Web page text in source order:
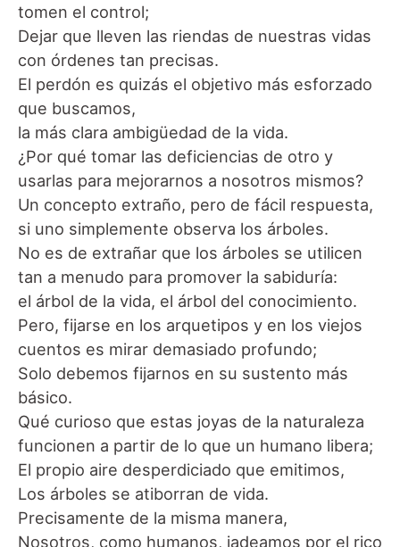
tomen el control;
Dejar que lleven las riendas de nuestras vidas
con órdenes tan precisas.
El perdón es quizás el objetivo más esforzado
que buscamos,
la más clara ambigüedad de la vida.
¿Por qué tomar las deficiencias de otro y
usarlas para mejorarnos a nosotros mismos?
Un concepto extraño, pero de fácil respuesta,
si uno simplemente observa los árboles.
No es de extrañar que los árboles se utilicen
tan a menudo para promover la sabiduría:
el árbol de la vida, el árbol del conocimiento.
Pero, fijarse en los arquetipos y en los viejos
cuentos es mirar demasiado profundo;
Solo debemos fijarnos en su sustento más
básico.
Qué curioso que estas joyas de la naturaleza
funcionen a partir de lo que un humano libera;
El propio aire desperdiciado que emitimos,
Los árboles se atiborran de vida.
Precisamente de la misma manera,
Nosotros, como humanos, jadeamos por el rico